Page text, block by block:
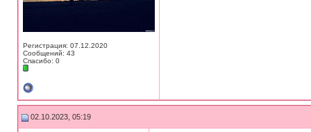
Регистрация: 07.12.2020
Сообщений: 43
Спасибо: 0
02.10.2023, 05:19